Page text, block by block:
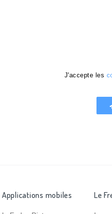
J'accepte les
Applications mobiles Le